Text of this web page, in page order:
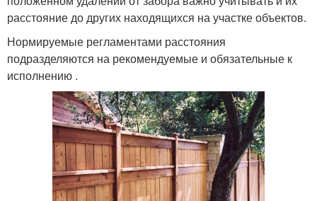
расстояние до других находящихся на участке объектов.
Нормируемые регламентами расстояния
подразделяются на рекомендуемые и обязательные к
исполнению .